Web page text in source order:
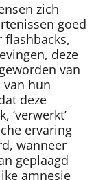
zich
goed
flashbacks,
deze
van
hun
deze
‘verwerkt’
ervaring
wanneer
geplaagd
amnesie